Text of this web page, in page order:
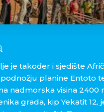
je također i sjedište
planine Entoto
nadmorska visina 2400
grada, kip Yekatit 12,